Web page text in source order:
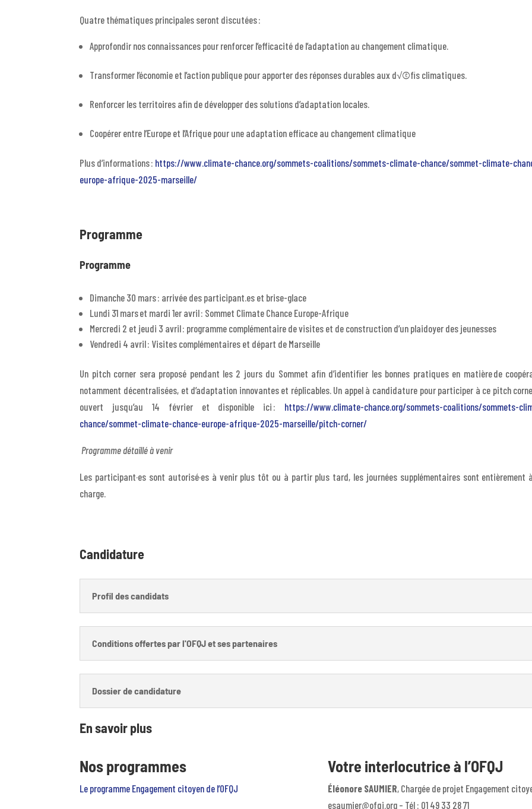
Quatre thématiques principales seront discutées :
Approfondir nos connaissances pour renforcer l’efficacité de l’adaptation au changement climatique.
Transformer l’économie et l’action publique pour apporter des réponses durables aux d√©fis climatiques.
Renforcer les territoires afin de développer des solutions d’adaptation locales.
Coopérer entre l’Europe et l’Afrique pour une adaptation efficace au changement climatique
Plus d’informations : https://www.climate-chance.org/sommets-coalitions/sommets-climate-chance/sommet-climate-
europe-afrique-2025-marseille/
Programme
Programme
Dimanche 30 mars : arrivée des participant.es et brise-glace
Lundi 31 mars et mardi 1er avril : Sommet Climate Chance Europe-Afrique
Mercredi 2 et jeudi 3 avril : programme complémentaire de visites et de construction d’un plaidoyer des jeunesses
Vendredi 4 avril : Visites complémentaires et départ de Marseille
Un pitch corner sera proposé pendant les 2 jours du Sommet afin d’identifier les bonnes pratiques en matière de
notamment décentralisées, et d’adaptation innovantes et réplicables. Un appel à candidature pour participer à ce pitch
ouvert jusqu’au 14 février et disponible ici : https://www.climate-chance.org/sommets-coalitions/sommets-
chance/sommet-climate-chance-europe-afrique-2025-marseille/pitch-corner/
Programme détaillé à venir
Les participant·es sont autorisé·es à venir plus tôt ou à partir plus tard, les journées supplémentaires sont entièrement
charge.
Candidature
Profil des candidats
Conditions offertes par l'OFQJ et ses partenaires
Dossier de candidature
En savoir plus
Nos programmes
Le programme Engagement citoyen de l’OFQJ
Votre interlocutrice à l’OFQJ
Éléonore SAUMIER, Chargée de projet Engagement
esaumier@ofqj.org – Tél : 01 49 33 28 71